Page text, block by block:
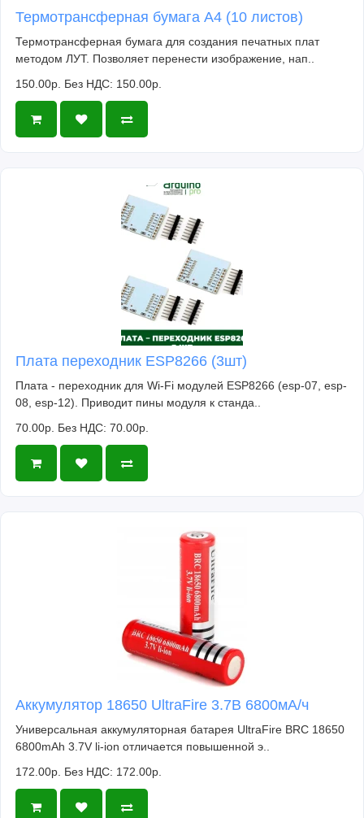
Термотрансферная бумага А4 (10 листов)
Термотрансферная бумага для создания печатных плат
методом ЛУТ. Позволяет перенести изображение, нап..
150.00р. Без НДС: 150.00р.
Плата переходник ESP8266 (3шт)
Плата - переходник для Wi-Fi модулей ESP8266 (esp-07, esp-
08, esp-12). Приводит пины модуля к станда..
70.00р. Без НДС: 70.00р.
Аккумулятор 18650 UltraFire 3.7В 6800мА/ч
Универсальная аккумуляторная батарея UltraFire BRC 18650
6800mAh 3.7V li-ion отличается повышенной э..
172.00р. Без НДС: 172.00р.